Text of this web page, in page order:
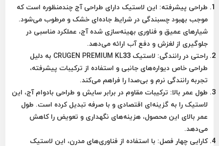
طراحی پیشرفته: این لاستیک دارای طراحی آج چندمنظوره است که
موجب بهبود چسبندگی در شرایط جاده‌ای خشک و مرطوب می‌شود.
شیارهای عمیق و فناوری بهینه‌سازی شده آج، عملکرد مناسبی در
جلوگیری از لغزش و دفع آب ارائه می‌دهد.
راحتی در رانندگی:
لاستیک CRUGEN PREMIUM KL33 به دلیل
طراحی خاص دیواره‌های جانبی و استفاده از ترکیبات پیشرفته،
تجربه رانندگی نرم و بی‌صدا را فراهم می‌کند.
طول عمر بالا: ترکیبات مقاوم در برابر سایش و طراحی بادوام آج، این
لاستیک را به گزینه‌ای اقتصادی و با صرفه تبدیل کرده است. طول
عمر بالای این محصول، هزینه‌های نگهداری و تعویض را کاهش
می‌دهد.
کارایی چهار فصل: با استفاده از فناوری‌های مدرن، این لاستیک